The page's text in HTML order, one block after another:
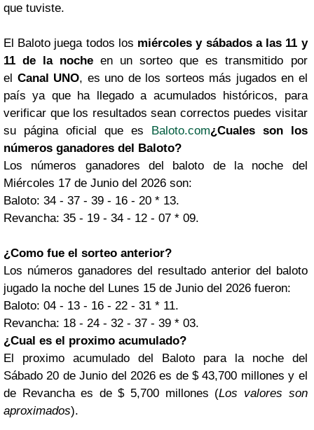
que tuviste.
El Baloto juega todos los miércoles y sábados a las 11 y
11 de la noche en un sorteo que es transmitido por
el Canal UNO, es uno de los sorteos más jugados en el
país ya que ha llegado a acumulados históricos, para
verificar que los resultados sean correctos puedes visitar
su página oficial que es Baloto.com¿Cuales son los
números ganadores del Baloto?
Los números ganadores del baloto de la noche del
Miércoles 17 de Junio del 2026 son:
Baloto: 34 - 37 - 39 - 16 - 20 * 13.
Revancha: 35 - 19 - 34 - 12 - 07 * 09.
¿Como fue el sorteo anterior?
Los números ganadores del resultado anterior del baloto
jugado la noche del Lunes 15 de Junio del 2026 fueron:
Baloto: 04 - 13 - 16 - 22 - 31 * 11.
Revancha: 18 - 24 - 32 - 37 - 39 * 03.
¿Cual es el proximo acumulado?
El proximo acumulado del Baloto para la noche del
Sábado 20 de Junio del 2026 es de $ 43,700 millones y el
de Revancha es de $ 5,700 millones (Los valores son
aproximados).